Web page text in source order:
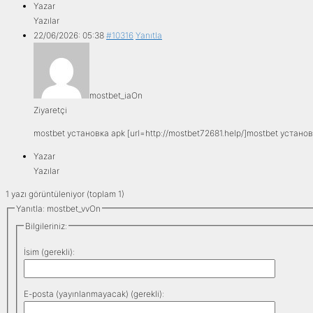
Yazar
Yazılar
22/06/2026: 05:38 #10316 Yanıtla
mostbet_iaOn
Ziyaretçi
mostbet установка apk [url=http://mostbet72681.help/]mostbet
Yazar
Yazılar
1 yazı görüntüleniyor (toplam 1)
Yanıtla: mostbet_vvOn
Bilgileriniz:
İsim (gerekli):
E-posta (yayınlanmayacak) (gerekli):